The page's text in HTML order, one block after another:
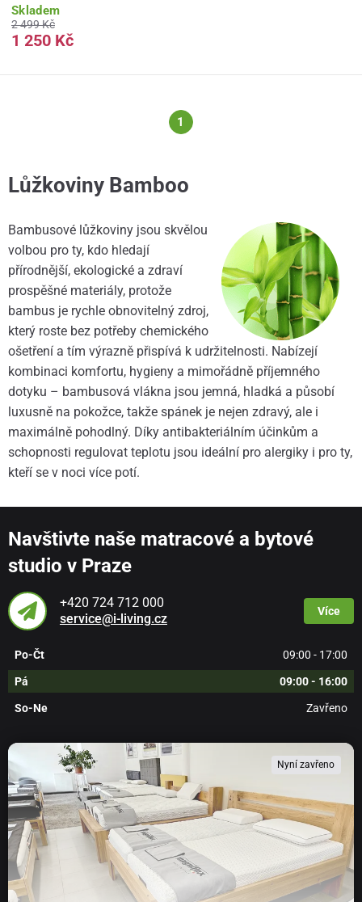
Skladem
2 499 Kč
1 250 Kč
1
Lůžkoviny Bamboo
Bambusové lůžkoviny jsou skvělou
volbou pro ty, kdo hledají
přírodnější, ekologické a zdraví
prospěšné materiály, protože
bambus je rychle obnovitelný zdroj,
který roste bez potřeby chemického
ošetření a tím výrazně přispívá k udržitelnosti. Nabízejí
kombinaci komfortu, hygieny a mimořádně příjemného
dotyku – bambusová vlákna jsou jemná, hladká a působí
luxusně na pokožce, takže spánek je nejen zdravý, ale i
maximálně pohodlný. Díky antibakteriálním účinkům a
schopnosti regulovat teplotu jsou ideální pro alergiky i pro ty,
kteří se v noci více potí.
Navštivte naše matracové a bytové
studio v Praze
+420 724 712 000
service@i-living.cz
Více
Po-Čt 09:00 - 17:00
Pá 09:00 - 16:00
So-Ne Zavřeno
Nyní zavřeno